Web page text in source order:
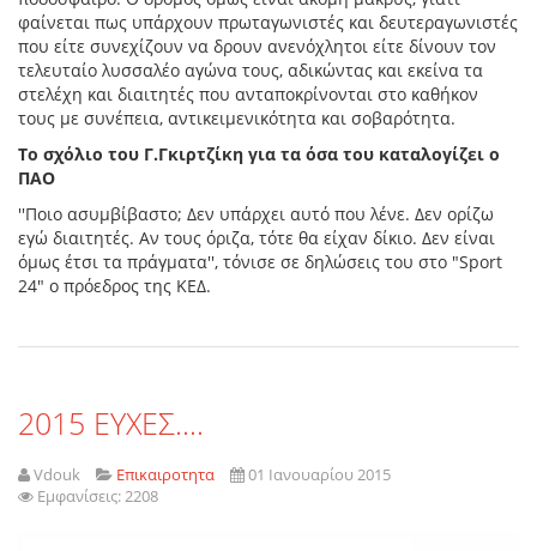
φαίνεται πως υπάρχουν πρωταγωνιστές και δευτεραγωνιστές
που είτε συνεχίζουν να δρουν ανενόχλητοι είτε δίνουν τον
τελευταίο λυσσαλέο αγώνα τους, αδικώντας και εκείνα τα
στελέχη και διαιτητές που ανταποκρίνονται στο καθήκον
τους με συνέπεια, αντικειμενικότητα και σοβαρότητα.
Το σχόλιο του Γ.Γκιρτζίκη για τα όσα του καταλογίζει ο
ΠΑΟ
''Ποιο ασυμβίβαστο; Δεν υπάρχει αυτό που λένε. Δεν ορίζω
εγώ διαιτητές. Αν τους όριζα, τότε θα είχαν δίκιο. Δεν είναι
όμως έτσι τα πράγματα'', τόνισε σε δηλώσεις του στο "Sport
24" ο πρόεδρος της ΚΕΔ.
2015 ΕΥΧΕΣ....
Vdouk Επικαιροτητα
01 Ιανουαρίου 2015
Εμφανίσεις: 2208